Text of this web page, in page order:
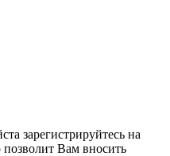
зарегистрируйтесь на
Вам вносить